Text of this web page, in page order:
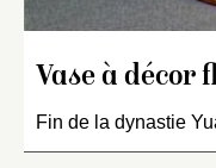
Vase à décor
Fin de la dynastie